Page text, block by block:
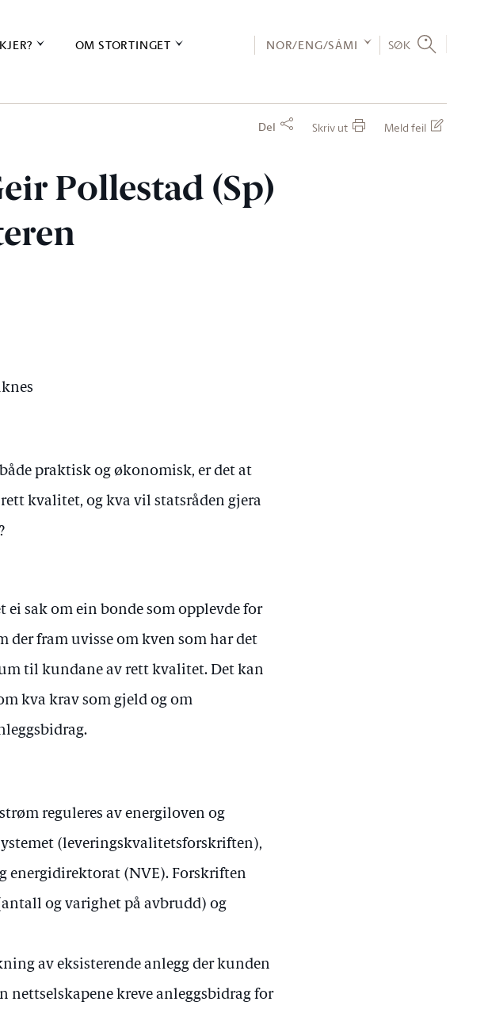
OM STORTINGET NOR/ENG/SÁMI SØK
Del Skriv ut Meld feil
Pollestad (Sp)
praktisk og økonomisk, er det at
kvalitet, og kva vil statsråden gjera
ei sak om ein bonde som opplevde for
der fram uvisse om kven som har det
til kundane av rett kvalitet. Det kan
kva krav som gjeld og om
reguleres av energiloven og
(leveringskvalitetsforskriften),
energidirektorat (NVE). Forskriften
og varighet på avbrudd) og
av eksisterende anlegg der kunden
kreve anleggsbidrag for